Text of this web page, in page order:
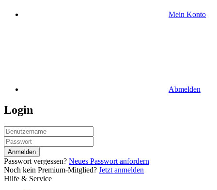
Mein Konto
Abmelden
Login
Anmelden
Passwort vergessen? Neues Passwort anfordern
Noch kein Premium-Mitglied? Jetzt anmelden
Hilfe & Service